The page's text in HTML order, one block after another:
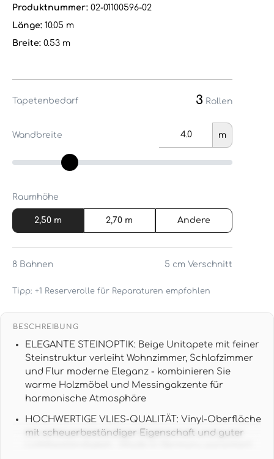
Produktnummer: 02-01100596-02
Länge: 10.05 m
Breite: 0.53 m
Tapetenbedarf 3 Rollen
Wandbreite m
Raumhöhe
2,50 m 2,70 m Andere
8 Bahnen 5 cm Verschnitt
Tipp: +1 Reserverolle für Reparaturen empfohlen
BESCHREIBUNG
ELEGANTE STEINOPTIK: Beige Unitapete mit feiner
Steinstruktur verleiht Wohnzimmer, Schlafzimmer
und Flur moderne Eleganz - kombinieren Sie
warme Holzmöbel und Messingakzente für
harmonische Atmosphäre
HOCHWERTIGE VLIES-QUALITÄT: Vinyl-Oberfläche
mit scheuerbeständiger Eigenschaft und guter